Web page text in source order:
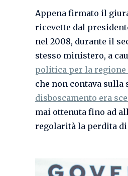
Appena firmato il
ricevette dal
nel 2008, durante il
stesso ministero, a
politica per la regione
che non contava sulla
disboscamento era
mai ottenuta fino ad
regolarità la perdita